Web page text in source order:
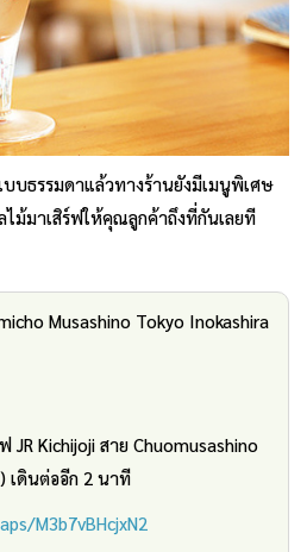
บบธรรมดาแล้วทางร้านยังมีเมนูพิเศษ
ไม้มาเสิร์ฟให้คุณลูกค้าถึงที่กันเลยที
Musashino Tokyo Inokashira
JR Kichijoji สาย Chuomusashino
เดินต่ออีก 2 นาที
M3b7vBHcjxN2